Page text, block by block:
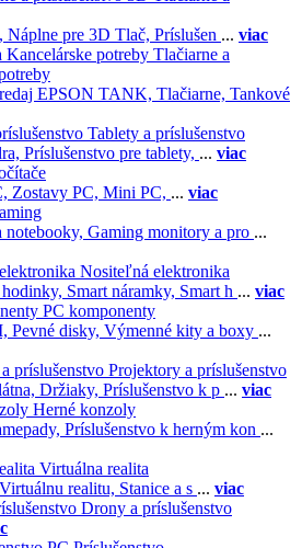
Náplne pre 3D Tlač, Príslušen ... viac
Tlačiarne a
EPSON TANK, Tlačiarne, Tankové
Tablety a príslušenstvo
Príslušenstvo pre tablety, ... viac
Zostavy PC, Mini PC, ... viac
notebooky, Gaming monitory a pro ...
Nositeľná elektronika
Smart náramky, Smart h ... viac
PC komponenty
Pevné disky, Výmenné kity a boxy ...
Projektory a príslušenstvo
Držiaky, Príslušenstvo k p ... viac
Herné konzoly
Príslušenstvo k herným kon ...
Virtuálna realita
realitu, Stanice a s ... viac
Drony a príslušenstvo